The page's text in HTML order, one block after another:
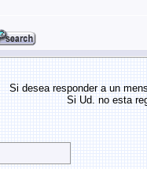
Si desea responder a un
Si Ud. no esta